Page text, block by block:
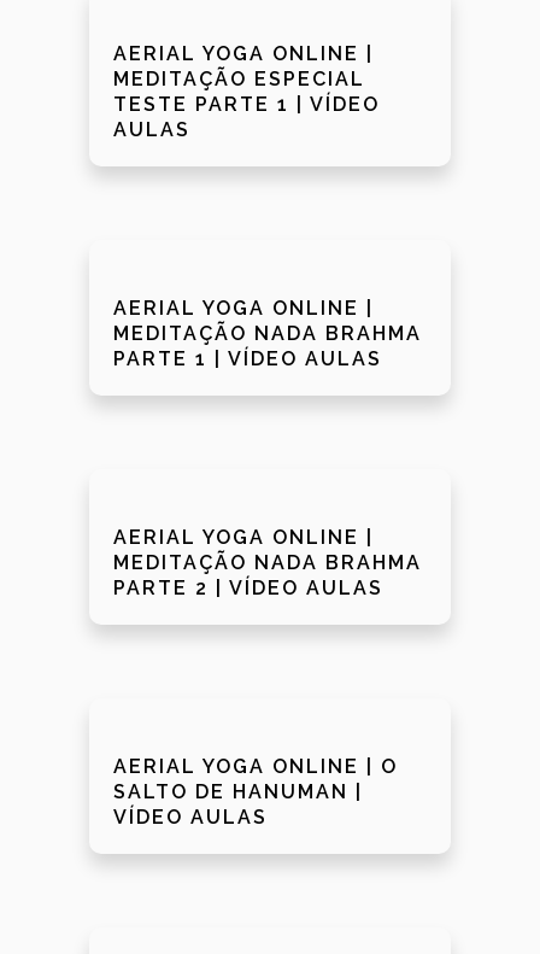
AERIAL YOGA ONLINE |
MEDITAÇÃO ESPECIAL
TESTE PARTE 1 | VÍDEO
AULAS
AERIAL YOGA ONLINE |
MEDITAÇÃO NADA BRAHMA
PARTE 1 | VÍDEO AULAS
AERIAL YOGA ONLINE |
MEDITAÇÃO NADA BRAHMA
PARTE 2 | VÍDEO AULAS
AERIAL YOGA ONLINE | O
SALTO DE HANUMAN |
VÍDEO AULAS